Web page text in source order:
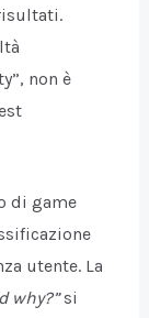
non è
di game
utente. La
why?”si